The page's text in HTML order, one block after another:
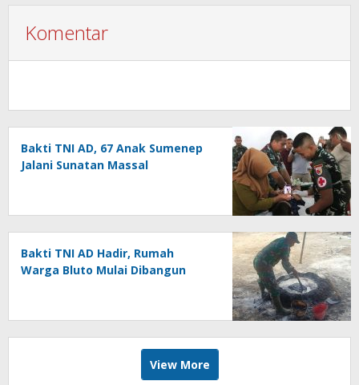
Komentar
Bakti TNI AD, 67 Anak Sumenep
Jalani Sunatan Massal
Bakti TNI AD Hadir, Rumah
Warga Bluto Mulai Dibangun
View More